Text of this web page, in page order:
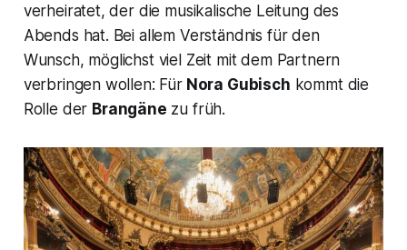
verheiratet, der die musikalische Leitung des
Abends hat. Bei allem Verständnis für den
Wunsch, möglichst viel Zeit mit dem Partnern
verbringen wollen: FürNora Gubisch kommt die
Rolle der Brangäne zu früh.